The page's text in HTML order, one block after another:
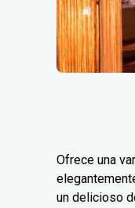
Ofrece una
un delicioso